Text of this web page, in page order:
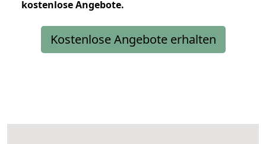
kostenloseAngebote.
Kostenlose Angebote erhalten